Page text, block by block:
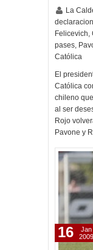
La
Felicevich,
pases,
Católica
El
Católica
chileno
al ser
Rojo
Pavone y
16
Jan
2009